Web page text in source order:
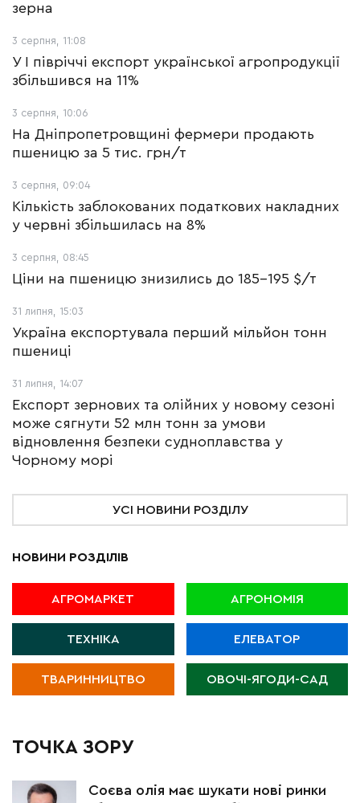
зерна
3 серпня, 11:08
У І півріччі експорт української агропродукції
збільшився на 11%
3 серпня, 10:06
На Дніпропетровщині фермери продають
пшеницю за 5 тис. грн/т
3 серпня, 09:04
Кількість заблокованих податкових накладних
у червні збільшилась на 8%
3 серпня, 08:45
Ціни на пшеницю знизились до 185-195 $/т
31 липня, 15:03
Україна експортувала перший мільйон тонн
пшениці
31 липня, 14:07
Експорт зернових та олійних у новому сезоні
може сягнути 52 млн тонн за умови
відновлення безпеки судноплавства у
Чорному морі
УСІ НОВИНИ РОЗДІЛУ
НОВИНИ РОЗДІЛІВ
АГРОМАРКЕТ АГРОНОМІЯ
ТЕХНІКА ЕЛЕВАТОР
ТВАРИННИЦТВО ОВОЧІ-ЯГОДИ-САД
ТОЧКА ЗОРУ
Соєва олія має шукати нові ринки